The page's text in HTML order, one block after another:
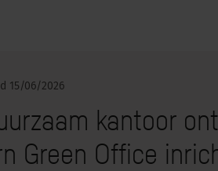
15/06/2026
kantoor
Green Office